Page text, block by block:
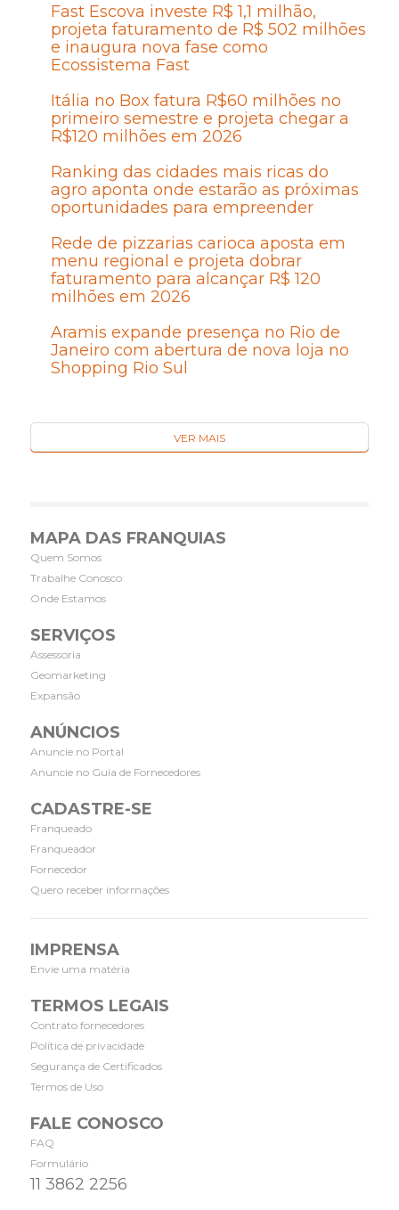
Fast Escova investe R$ 1,1 milhão,
projeta faturamento de R$ 502 milhões
e inaugura nova fase como
Ecossistema Fast
Itália no Box fatura R$60 milhões no
primeiro semestre e projeta chegar a
R$120 milhões em 2026
Ranking das cidades mais ricas do
agro aponta onde estarão as próximas
oportunidades para empreender
Rede de pizzarias carioca aposta em
menu regional e projeta dobrar
faturamento para alcançar R$ 120
milhões em 2026
Aramis expande presença no Rio de
Janeiro com abertura de nova loja no
Shopping Rio Sul
VER MAIS
MAPA DAS FRANQUIAS
Quem Somos
Trabalhe Conosco
Onde Estamos
SERVIÇOS
Assessoria
Geomarketing
Expansão
ANÚNCIOS
Anuncie no Portal
Anuncie no Guia de Fornecedores
CADASTRE-SE
Franqueado
Franqueador
Fornecedor
Quero receber informações
IMPRENSA
Envie uma matéria
TERMOS LEGAIS
Contrato fornecedores
Política de privacidade
Segurança de Certificados
Termos de Uso
FALE CONOSCO
FAQ
Formulário
11 3862 2256